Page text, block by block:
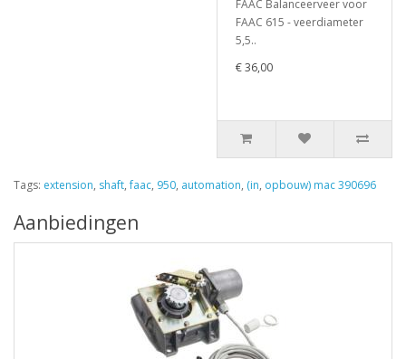
FAAC Balanceerveer voor
FAAC 615 - veerdiameter
5,5..
€ 36,00
Tags: extension, shaft,faac, 950, automation, (in, opbouw) mac 390696
Aanbiedingen